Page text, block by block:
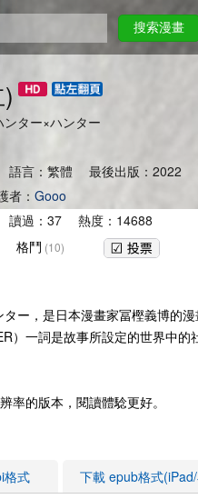
搜索漫畫
ター×ハンター
言：繁體 最後出版：2022
： Gooo
過：37 熱度：14688
格鬥 (10)
ー，是日本漫畫家冨樫義博
）一詞是故事所設定的世界中
的版本，閱讀體騐更好。
格式 下載 epub格式